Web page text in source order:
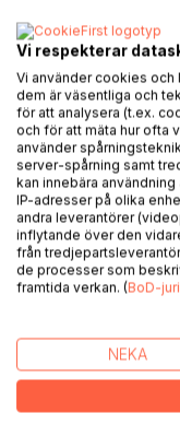
BESKRIVNING
Barndomens
Boken beskriver
i efterhand försöker
borde finnas för
barnet behöver,
skydd och omsorg,
den kraft vi alla
Vi respekterar
Vi använder cookies
dem är väsentliga och
för att analysera (t.ex.
och för att mäta hur ofta
använder
server-spårning samt
kan innebära
IP-adresser på olika
andra leverantörer
inflytande över den
från
de processer som
framtida verkan. (BoD-
NEKA